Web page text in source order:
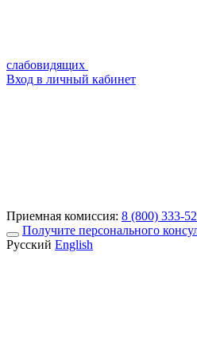
слабовидящих
Вход в личный кабинет
Приемная комиссия: 8 (800) 333-
Получите персонального
Русский English